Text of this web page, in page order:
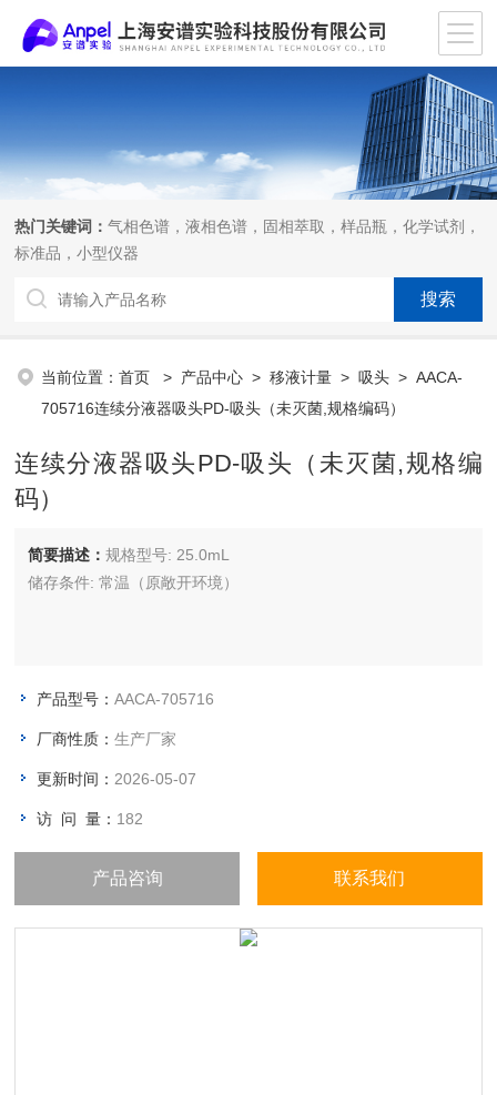
热门关键词：气相色谱，液相色谱，固相萃取，样品瓶，化学试剂，
标准品，小型仪器
当前位置：首页 > 产品中心 >移液计量 >吸头 > AACA-
705716连续分液器吸头PD-吸头（未灭菌,规格编码）
连续分液器吸头PD-吸头（未灭菌,规格编
码）
简要描述：规格型号: 25.0mL
储存条件: 常温（原敞开环境）
产品型号：AACA-705716
厂商性质：生产厂家
更新时间： 2026-05-07
访 问 量： 182
产品咨询 联系我们